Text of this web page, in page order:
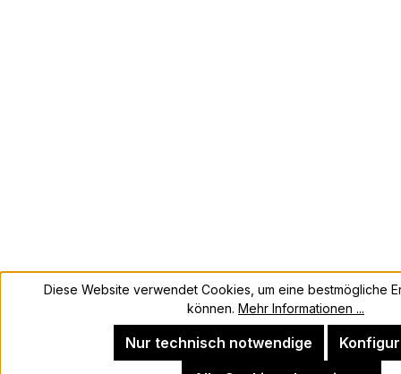
Diese Website verwendet Cookies, um eine bestmögliche
können. Mehr Informationen ...
Nur technisch notwendige